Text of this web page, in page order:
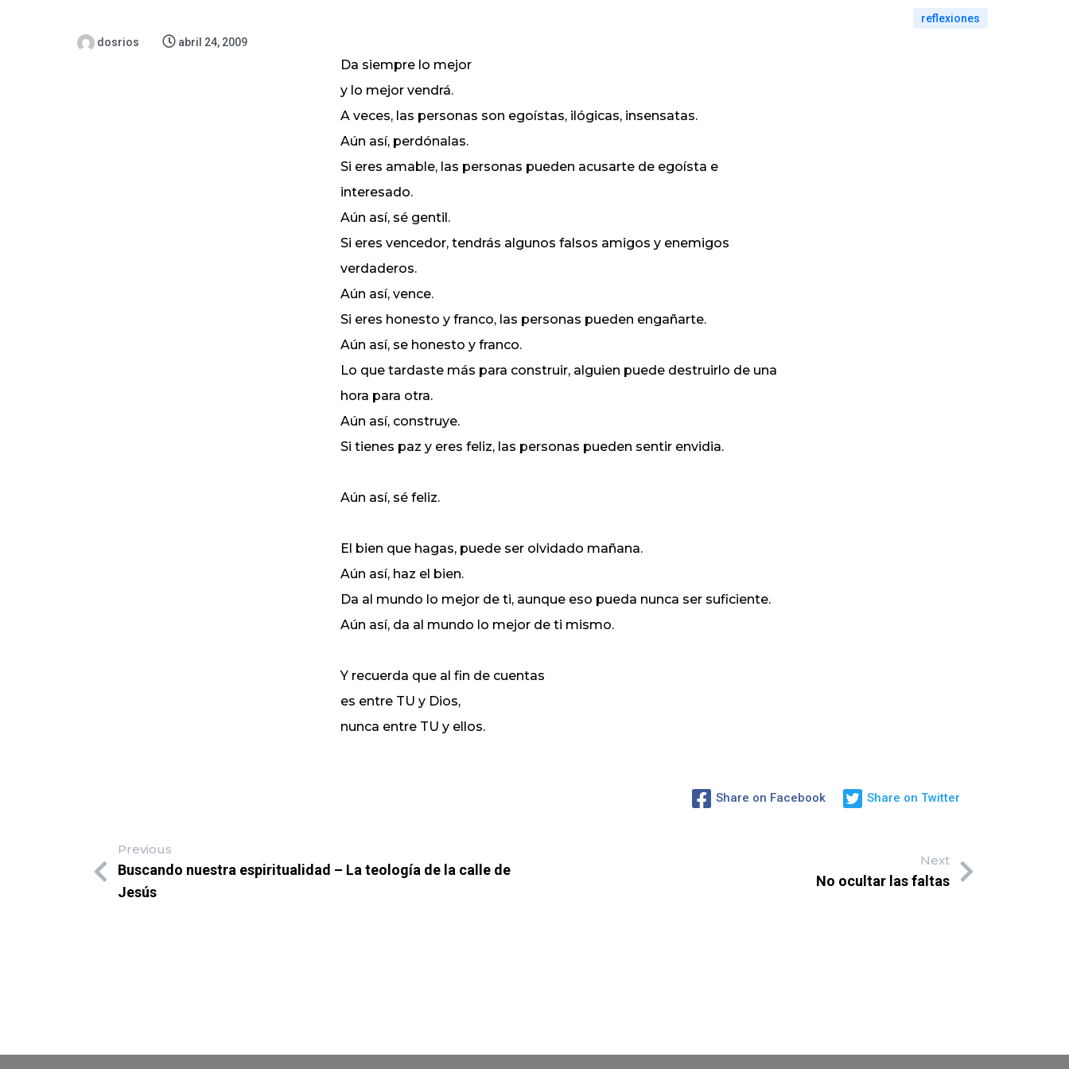
dosrios abril 24, 2009
reflexiones
Da siempre lo mejor
y lo mejor vendrá.
A veces, las personas son egoístas, ilógicas, insensatas.
Aún así, perdónalas.
Si eres amable, las personas pueden acusarte de egoísta e
interesado.
Aún así, sé gentil.
Si eres vencedor, tendrás algunos falsos amigos y enemigos
verdaderos.
Aún así, vence.
Si eres honesto y franco, las personas pueden engañarte.
Aún así, se honesto y franco.
Lo que tardaste más para construir, alguien puede destruirlo de una
hora para otra.
Aún así, construye.
Si tienes paz y eres feliz, las personas pueden sentir envidia.
Aún así, sé feliz.
El bien que hagas, puede ser olvidado mañana.
Aún así, haz el bien.
Da al mundo lo mejor de ti, aunque eso pueda nunca ser suficiente.
Aún así, da al mundo lo mejor de ti mismo.
Y recuerda que al fin de cuentas
es entre TU y Dios,
nunca entre TU y ellos.
Share on Facebook Share on Twitter
Previous
Buscando nuestra espiritualidad – La teología de la calle de
Jesús
Next
No ocultar las faltas